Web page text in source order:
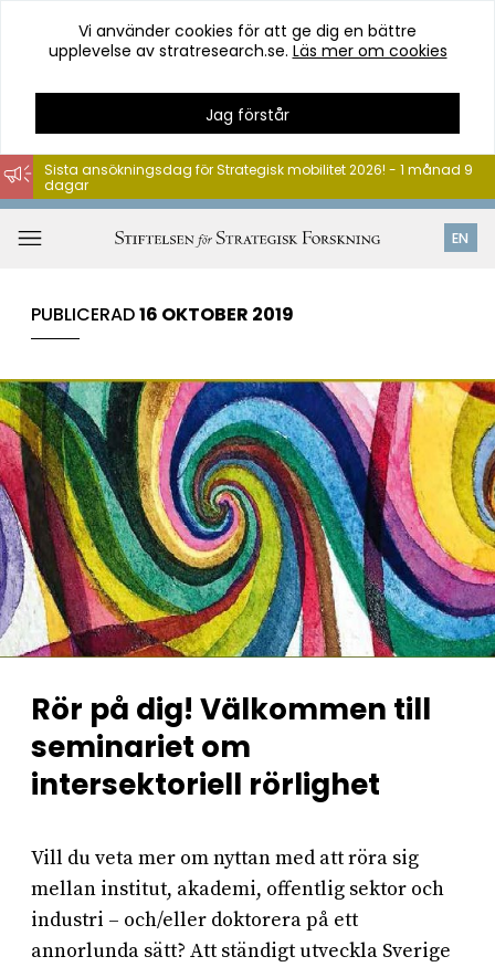
Hoppa
till
innehåll
Vi använder cookies för att ge dig en bättre
upplevelse av stratresearch.se. Läs mer om cookies
Jag förstår
EN
Sista ansökningsdag för Strategisk mobilitet 2026! - 1 månad 9
dagar
PUBLICERAD16 OKTOBER 2019
Rör på dig! Välkommen till
seminariet om
intersektoriell rörlighet
Vill du veta mer om nyttan med att röra sig
mellan institut, akademi, offentlig sektor och
industri – och/eller doktorera på ett
annorlunda sätt? Att ständigt utveckla Sverige